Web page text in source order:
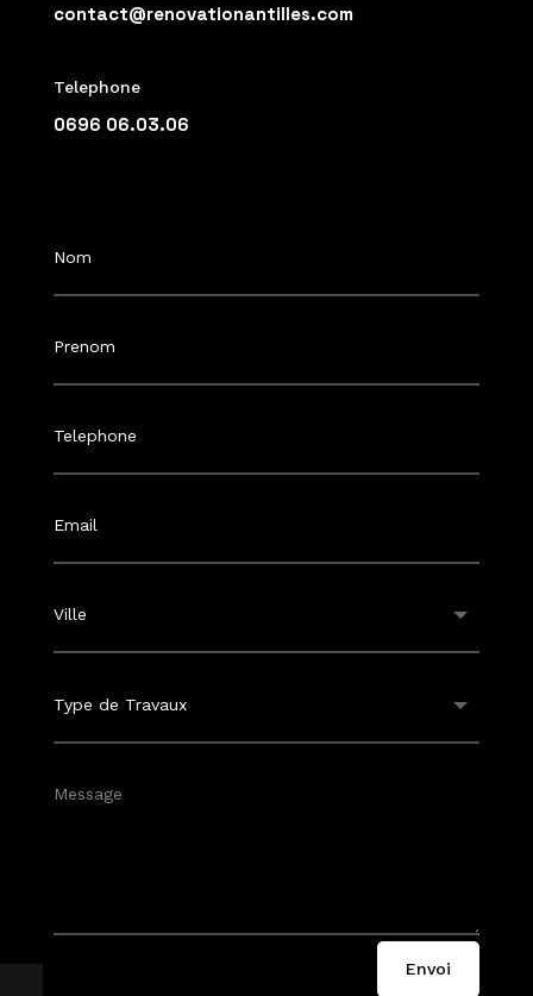
contact@renovationantilles.com
Telephone
0696 06.03.06
Envoi